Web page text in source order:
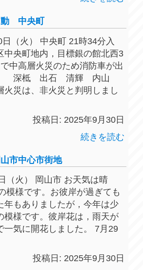
動 中央町
（火） 中央町 21時34分入
中央町地内，目標銀の館北西3
中高層火災のため消防車が出
。 深柢 出石 清輝 内山
は、非火災と判明しまし
投稿日: 2025年9月30日
続きを読む
市中心市街地
（火） 岡山市 お天気は晴
模様です。お彼岸が過ぎても
年もありましたが，今年は少
模様です。彼岸花は，雨天が
一気に開花しました。 7月29
投稿日: 2025年9月30日